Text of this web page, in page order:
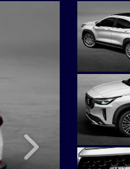
ÂNGULOS